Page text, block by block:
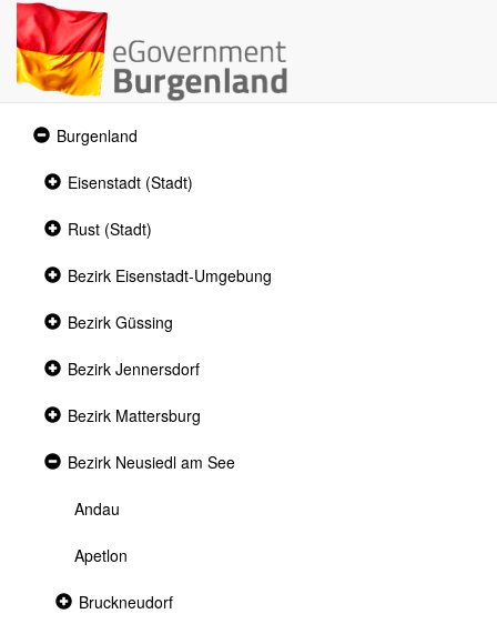
Expanded
section
Burgenland
Collapsed
Eisenstadt (Stadt)
Collapsed
section
Rust (Stadt)
Collapsed
Bezirk Eisenstadt-Umgebung
Collapsed
Bezirk Güssing
Collapsed
Bezirk Jennersdorf
Collapsed
Bezirk Mattersburg
Expanded
Bezirk Neusiedl am See
Andau
Apetlon
Collapsed
Bruckneudorf